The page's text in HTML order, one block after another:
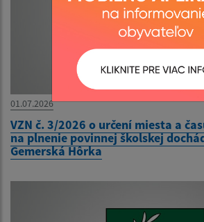
01.07.2026
VZN č. 3/2026 o určení miesta a
na plnenie povinnej školskej
Gemerská Hôrka